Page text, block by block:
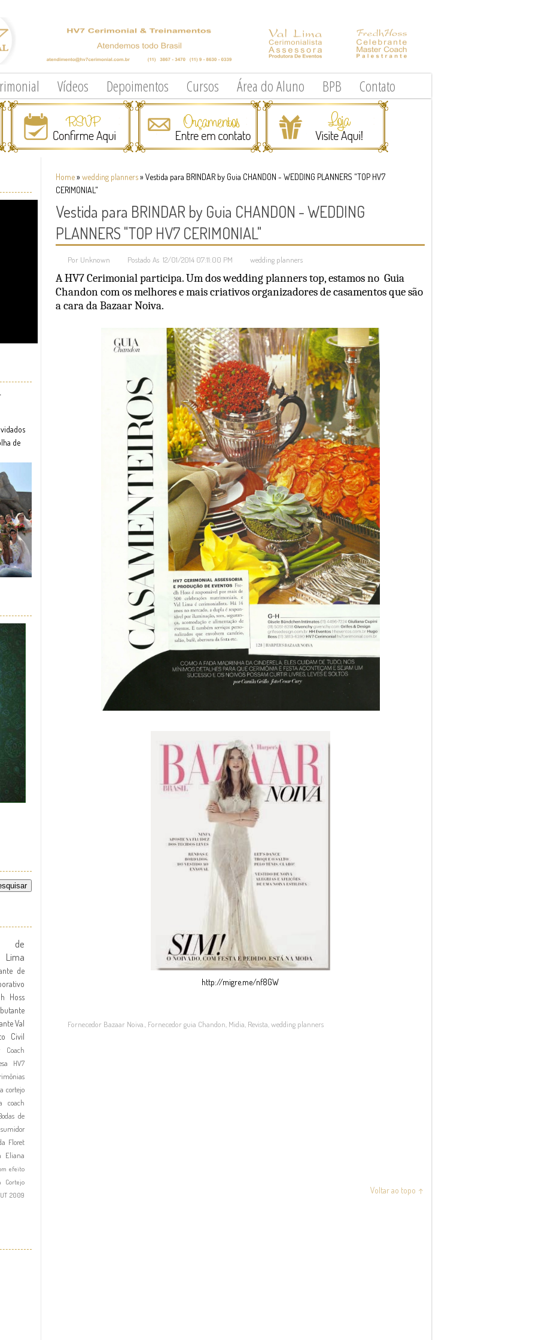
Vídeos Depoimentos Cursos Área do Aluno BPB Contato
Home» wedding planners» Vestida para BRINDAR by Guia CHANDON - WEDDING PLANNERS "TOP HV7
CERIMONIAL"
Vestida para BRINDAR by Guia CHANDON - WEDDING
PLANNERS "TOP HV7 CERIMONIAL"
Por Unknown Postado As 12/01/2014 07:11:00 PM wedding planners
A HV7 Cerimonial participa. Um dos wedding planners top, estamos no Guia
Chandon com os melhores e mais criativos organizadores de casamentos que são
a cara da Bazaar Noiva.
http://migre.me/nf8GW
Fornecedor Bazaar Noiva. Fornecedor guia Chandon Midia Revista wedding planners
Voltar ao topo ↑
de
de
Lima
de
Hoss
Val
Civil
Coach
HV7
cortejo
coach
de
Floret
Eliana
efeito
Cortejo
2009